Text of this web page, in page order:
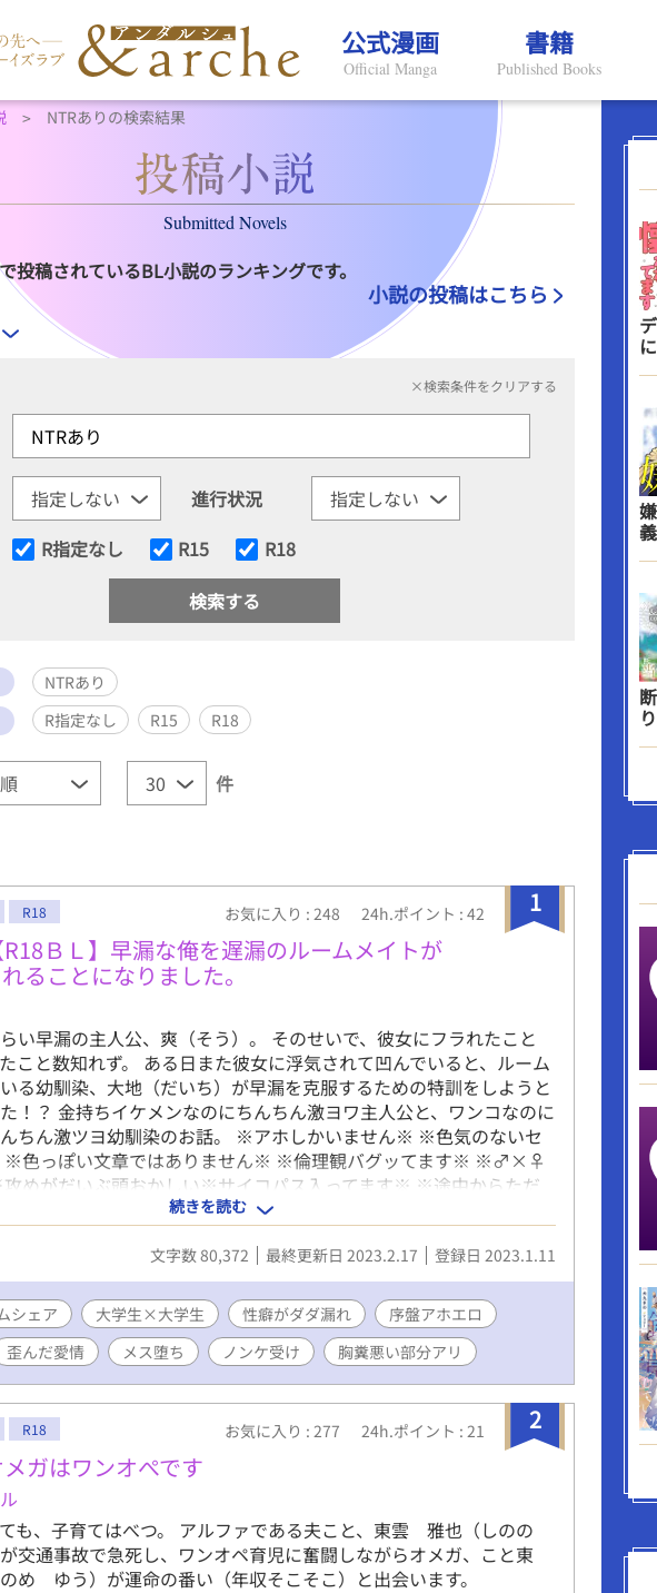
公式漫画
Official Manga
書籍
Published Books
NTRありの検索結果
Submitted Novels
で投稿されているBL小説のランキングです。
小説の投稿はこちら
×検索条件をクリアする
進行状況
R指定なし R15 R18
NTRあり
R指定なし R15 R18
件
1
R18 お気に入り : 248 24h.ポイント : 42
R18ＢＬ】早漏な俺を遅漏のルームメイトが
ることになりました。
い早漏の主人公、爽（そう）。 そのせいで、彼女にフラれたこと
こと数知れず。 ある日また彼女に浮気されて凹んでいると、ルーム
る幼馴染、大地（だいち）が早漏を克服するための特訓をしようと
！？ 金持ちイケメンなのにちんちん激ヨワ主人公と、ワンコなのに
ちん激ツヨ幼馴染のお話。 ※アホしかいません※ ※色気のないセ
※色っぽい文章ではありません※ ※倫理観バグッてます※ ※♂×♀
めがだいぶ頭おかしい※サイコパス入ってます※ ※途中からただ
はなくなります※ ※メンヘラ、ヤンデレ、サイコパス、NTR、BL作
疫がある方のみ、お読みください※
続きを読む
文字数 80,372 最終更新日 2023.2.17 登録日 2023.1.11
シェア 大学生×大学生 性癖がダダ漏れ
序盤アホエロ
歪んだ愛情 メス堕ち ノンケ受け 胸糞悪い部分アリ
2
R18 お気に入り : 277 24h.ポイント : 21
ガはワンオぺです
も、子育てはべつ。 アルファである夫こと、東雲 雅也（しのの
交通事故で急死し、ワンオペ育児に奮闘しながらオメガ、こと東
め ゆう）が運命の番い（年収そこそこ）と出会います。